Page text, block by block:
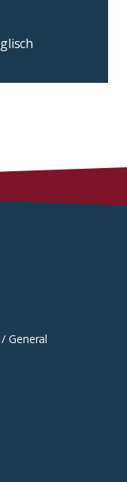
General